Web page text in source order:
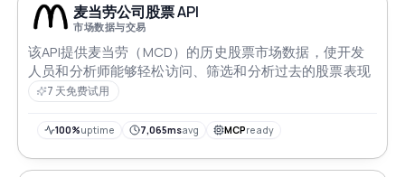
麦当劳公司股票 API
市场数据与交易
该API提供麦当劳（MCD）的历史股票市场数据，使开发
人员和分析师能够轻松访问、筛选和分析过去的股票表现
7 天免费试用
100%uptime 7,065msavg MCPready